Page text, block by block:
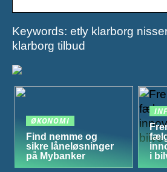
Keywords: etly klarborg
klarborg tilbud
ØKONOMI
Find nemme og
sikre låneløsninger
på Mybanker
i